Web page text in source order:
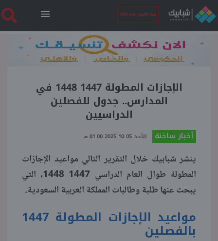
نتيجة الثانوية العامة 2026
الرئيسية
نتيجة الثانوية العامة 2026
أخبار ساخنة
بوابة الطلبة
الإجازات المطولة 1447 1448 في
المدارس.. جدول للفصلين
الدراسيين
أخبار ساخنة الأحد 05-10-2025 01:00 مـ
ينشر شبابيك خلال التقرير التالي مواعيد الإجازات
المطولة طوال العام الدراسي 1447 1448، التي
يبحث عنها طلبة وطالبات المملكة العربية السعودية.
مواعيد الإجازات المطولة 1447
بالفصلين